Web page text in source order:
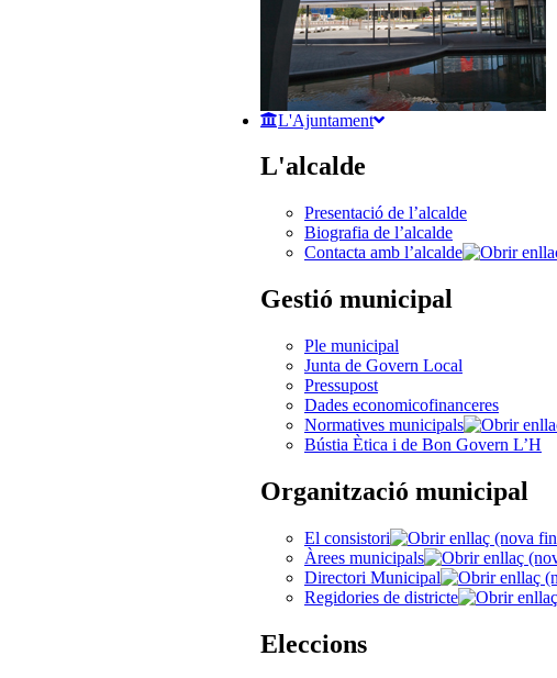
L'Ajuntament
L'alcalde
Presentació de l’alcalde
Biografia de l’alcalde
Contacta amb l’alcalde
Gestió municipal
Ple municipal
Junta de Govern Local
Pressupost
Dades economicofinanceres
Normatives municipals
Bústia Ètica i de Bon Govern L’H
Organització municipal
El consistori
Àrees municipals
Directori Municipal
Regidories de districte
Eleccions